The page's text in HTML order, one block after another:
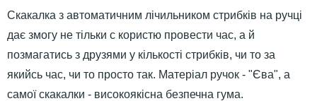
Скакалка з автоматичним лічильником стрибків на ручці
дає змогу не тільки с користю провести час, а й
позмагатись з друзями у кількості стрибків, чи то за
якийсь час, чи то просто так. Матеріал ручок - "Єва", а
самої скакалки - високоякісна безпечна гума.